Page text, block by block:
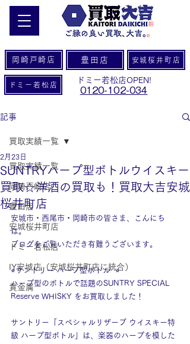
岡崎戸崎店 豊田店 安城桜井町店
ドミー若松店
ドミー若松店OPEN!
0120-102-034
記事
買取実績一覧
岡崎戸崎店
豊田店
安城桜井町店
ドミー若松店
IY安城店（安城桜井町店に統合）
貴金属
買取実績一覧
SUNTRYハープ型ボトルウイスキー
買取☆洋酒の買取も！買取大吉安城
桜井町店
2月23日
安城市・西尾市・岡崎市の皆さま、こんにち
は。
ブログをご覧いただき有難うございます。
⭐︎サントリー ハープ型ボトル  ⭐︎
ハープ型のボトルで話題のSUNTRY SPECIAL
Reserve WHISKY をお買取しました！
サントリー「スペシャルリザーブ ウイスキー特
級 ハープ型ボトル」は、楽器のハープを模した